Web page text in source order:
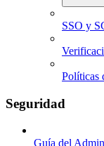
SSO y
Políticas
Seguridad
Guía del